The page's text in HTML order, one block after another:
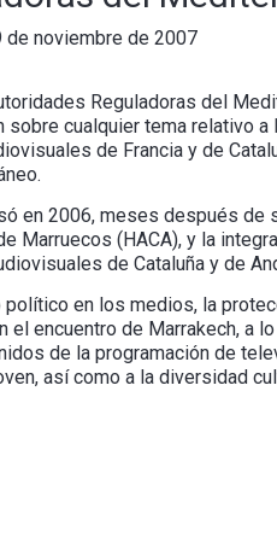
de noviembre de 2007
Reguladoras del
sobre cualquier tema relativo a
de Francia y de
en 2006, meses después de
Marruecos (HACA), y la
de Cataluña y de
político en los medios, la
el encuentro de Marrakech, a
de la programación de
así como a la diversidad